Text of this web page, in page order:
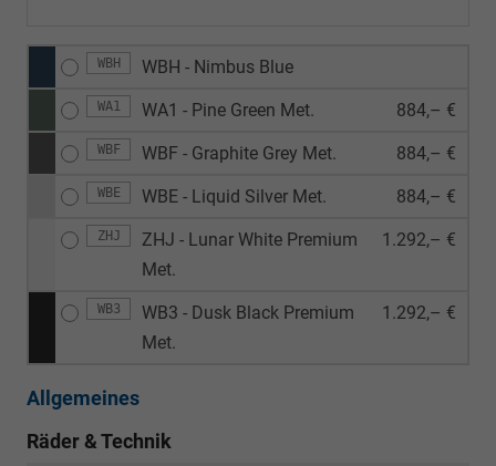
WBH WBH - Nimbus Blue
WA1 WA1 - Pine Green Met. 884,– €
WBF WBF - Graphite Grey Met. 884,– €
WBE WBE - Liquid Silver Met. 884,– €
ZHJ
ZHJ - Lunar White Premium
Met.
1.292,– €
WB3
WB3 - Dusk Black Premium
Met.
1.292,– €
Allgemeines
Räder & Technik